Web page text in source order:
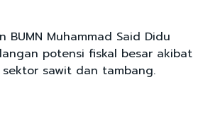
Muhammad Said Didu
potensi fiskal besar akibat
sawit dan tambang.